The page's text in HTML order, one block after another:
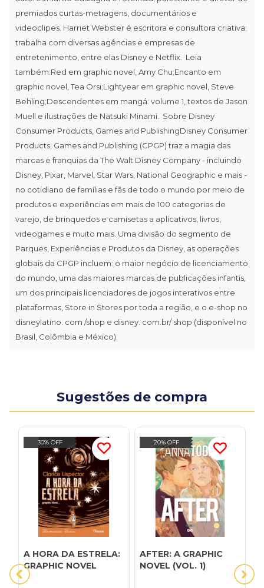
premiados curtas-metragens, documentários e
videoclipes. Harriet Webster é escritora e consultora criativa;
trabalha com diversas agências e empresas de
entretenimento, entre elas Disney e Netflix. Leia
também:Red em graphic novel, Amy Chu;Encanto em
graphic novel, Tea Orsi;Lightyear em graphic novel, Steve
Behling;Descendentes em mangá: volume 1, textos de Jason
Muell e ilustrações de Natsuki Minami. Sobre Disney
Consumer Products, Games and PublishingDisney Consumer
Products, Games and Publishing (CPGP) traz a magia das
marcas e franquias da The Walt Disney Company - incluindo
Disney, Pixar, Marvel, Star Wars, National Geographic e mais -
no cotidiano de famílias e fãs de todo o mundo por meio de
produtos e experiências em mais de 100 categorias de
varejo, de brinquedos e camisetas a aplicativos, livros,
videogames e muito mais. Uma divisão do segmento de
Parques, Experiências e Produtos da Disney, as operações
globais da CPGP incluem: o maior negócio de licenciamento
do mundo, uma das maiores marcas de publicações infantis,
um dos principais licenciadores de jogos interativos entre
plataformas, Store in Stores por toda a região, e o e-shop no
disneylatino. com /shop e disney. com.br/ shop (disponível no
Brasil, Colômbia e México).
Sugestões de compra
30% OFF
A HORA DA ESTRELA:
GRAPHIC NOVEL
20% OFF
AFTER: A GRAPHIC
NOVEL (VOL. 1)